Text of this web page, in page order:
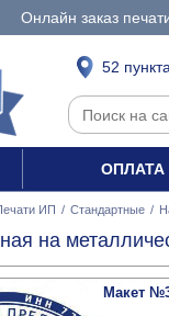
Онлайн заказ
52
ОПЛАТА
ИП / Стандартные /
на
Макет